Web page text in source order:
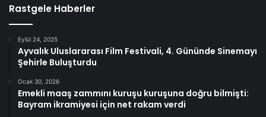
Rastgele Haberler
Eylül 24, 2025
Ayvalık Uluslararası Film Festivali, 4. Gününde Sinemayı
Şehirle Buluşturdu
Ocak 30, 2026
Emekli maaş zammını kuruşu kuruşuna doğru bilmişti:
Bayram ikramiyesi için net rakam verdi